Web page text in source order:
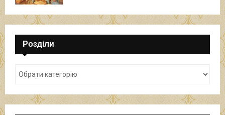
Розділи